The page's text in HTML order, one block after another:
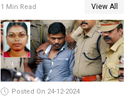
1 Min Read View All
Posted On 24-12-2024